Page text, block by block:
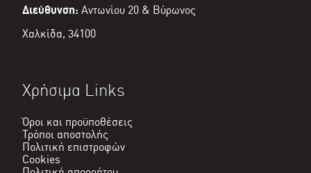
Διεύθυνση: Αντωνίου 20 & Βύρωνος
Χαλκίδα, 34100
Χρήσιμα Links
Όροι και προϋποθέσεις
Τρόποι αποστολής
Πολιτική επιστροφών
Cookies